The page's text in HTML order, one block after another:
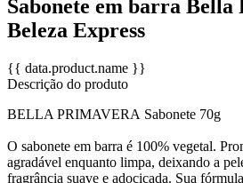
Sabonete em barra Bella
Beleza Express
{{ data.product.name }}
Descrição do produto
BELLA PRIMAVERA Sabonete 70g
O sabonete em barra é 100% vegetal.
agradável enquanto limpa, deixando a
fragrância suave e adocicada. Sua